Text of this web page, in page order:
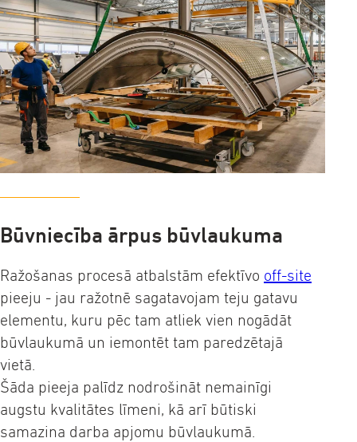
Būvniecība ārpus būvlaukuma
Ražošanas procesā atbalstām efektīvo off-site
pieeju - jau ražotnē sagatavojam teju gatavu
elementu, kuru pēc tam atliek vien nogādāt
būvlaukumā un iemontēt tam paredzētajā
vietā.
Šāda pieeja palīdz nodrošināt nemainīgi
augstu kvalitātes līmeni, kā arī būtiski
samazina darba apjomu būvlaukumā.